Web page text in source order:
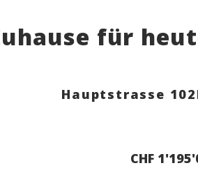
für
Hauptstrasse
CHF